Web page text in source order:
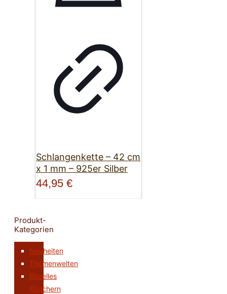
Schlangenkette – 42 cm
x 1 mm – 925er Silber
44,95 €
Produkt-
Kategorien
Neuheiten
Themenwelten
Rituelles
Räuchern